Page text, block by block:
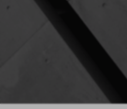
Все серии под Бетон